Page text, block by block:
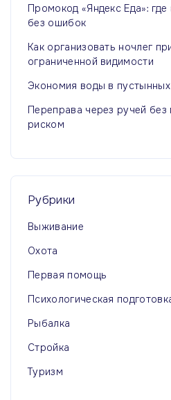
Промокод «Яндекс Еда»: где
без ошибок
Как организовать ночлег
ограниченной видимости
Экономия воды в
Переправа через ручей
риском
Рубрики
Выживание
Охота
Первая помощь
Психологическая
Рыбалка
Стройка
Туризм